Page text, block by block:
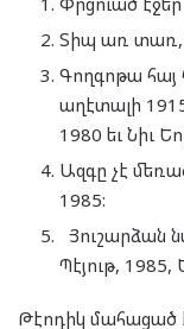
Տիպ առ տառ,
Գողգոթա հայ
աղէտալի
1980 եւ Նիւ
Ազգը չէ
1985:
Յուշարձան
Պէյութ, 1985,
Թէոդիկ մահացած